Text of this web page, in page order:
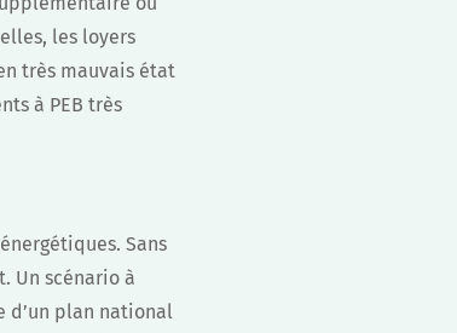
les loyers
très mauvais état
à PEB très
Sans
Un scénario à
d’un plan national